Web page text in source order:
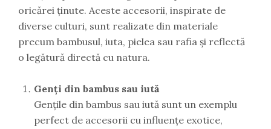
oricărei ținute. Aceste accesorii, inspirate de
diverse culturi, sunt realizate din materiale
precum bambusul, iuta, pielea sau rafia și reflectă
o legătură directă cu natura.
Genți din bambus sau iută
Gențile din bambus sau iută sunt un exemplu
perfect de accesorii cu influențe exotice,